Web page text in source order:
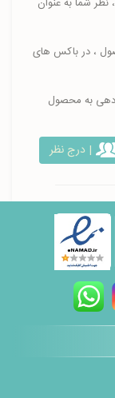
، در باکس های
دهی به محصول
| درج نظر